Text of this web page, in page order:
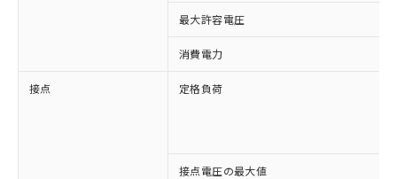
最大許容電圧
消費電力
接点 定格負荷
接点電圧の最大値